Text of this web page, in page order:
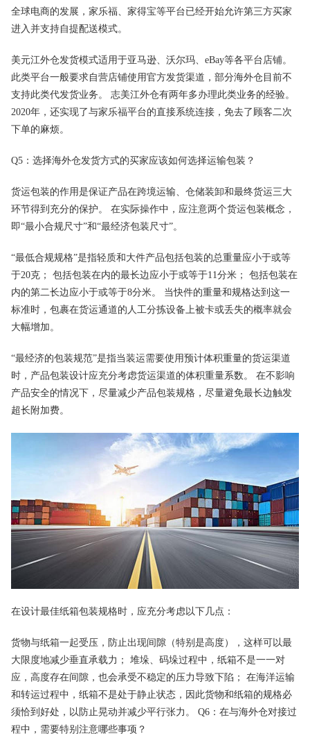
全球电商的发展，家乐福、家得宝等平台已经开始允许第三方买家
进入并支持自提配送模式。
美元江外仓发货模式适用于亚马逊、沃尔玛、eBay等各平台店铺。
此类平台一般要求自营店铺使用官方发货渠道，部分海外仓目前不
支持此类代发货业务。 志美江外仓有两年多办理此类业务的经验。
2020年，还实现了与家乐福平台的直接系统连接，免去了顾客二次
下单的麻烦。
Q5：选择海外仓发货方式的买家应该如何选择运输包装？
货运包装的作用是保证产品在跨境运输、仓储装卸和最终货运三大
环节得到充分的保护。 在实际操作中，应注意两个货运包装概念，
即“最小合规尺寸”和“最经济包装尺寸”。
“最低合规规格”是指轻质和大件产品包括包装的总重量应小于或等
于20克； 包括包装在内的最长边应小于或等于11分米； 包括包装在
内的第二长边应小于或等于8分米。 当快件的重量和规格达到这一
标准时，包裹在货运通道的人工分拣设备上被卡或丢失的概率就会
大幅增加。
“最经济的包装规范”是指当装运需要使用预计体积重量的货运渠道
时，产品包装设计应充分考虑货运渠道的体积重量系数。 在不影响
产品安全的情况下，尽量减少产品包装规格，尽量避免最长边触发
超长附加费。
在设计最佳纸箱包装规格时，应充分考虑以下几点：
货物与纸箱一起受压，防止出现间隙（特别是高度），这样可以最
大限度地减少垂直承载力； 堆垛、码垛过程中，纸箱不是一一对
应，高度存在间隙，也会承受不稳定的压力导致下陷； 在海洋运输
和转运过程中，纸箱不是处于静止状态，因此货物和纸箱的规格必
须恰到好处，以防止晃动并减少平行张力。 Q6：在与海外仓对接过
程中，需要特别注意哪些事项？